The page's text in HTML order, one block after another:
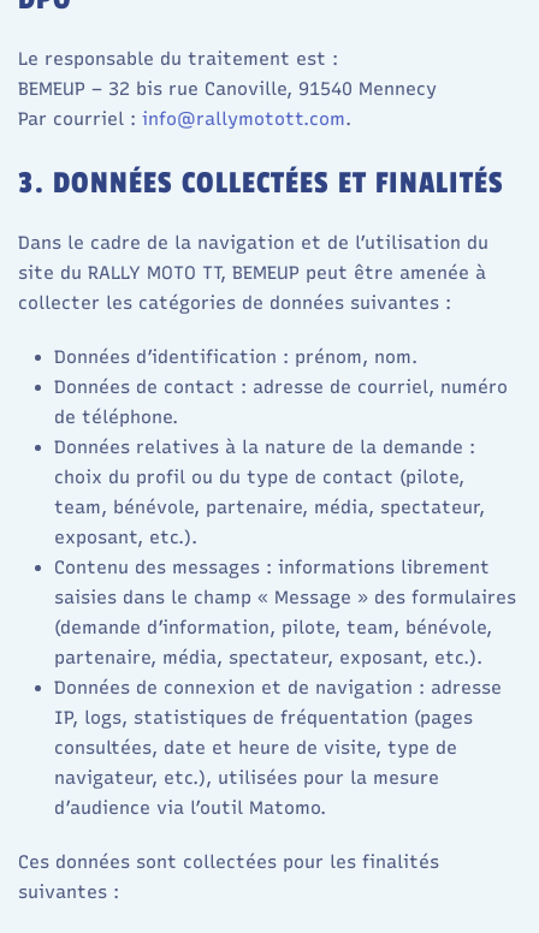
Le responsable du traitement est :
BEMEUP – 32 bis rue Canoville, 91540 Mennecy
Par courriel : info@rallymotott.com.
3. DONNÉES COLLECTÉES ET FINALITÉS
Dans le cadre de la navigation et de l’utilisation du
site du RALLY MOTO TT, BEMEUP peut être amenée à
collecter les catégories de données suivantes :​
Données d’identification : prénom, nom.
Données de contact : adresse de courriel, numéro
de téléphone.
Données relatives à la nature de la demande :
choix du profil ou du type de contact (pilote,
team, bénévole, partenaire, média, spectateur,
exposant, etc.).
Contenu des messages : informations librement
saisies dans le champ « Message » des formulaires
(demande d’information, pilote, team, bénévole,
partenaire, média, spectateur, exposant, etc.).
Données de connexion et de navigation : adresse
IP, logs, statistiques de fréquentation (pages
consultées, date et heure de visite, type de
navigateur, etc.), utilisées pour la mesure
d’audience via l’outil Matomo.​
Ces données sont collectées pour les finalités
suivantes :